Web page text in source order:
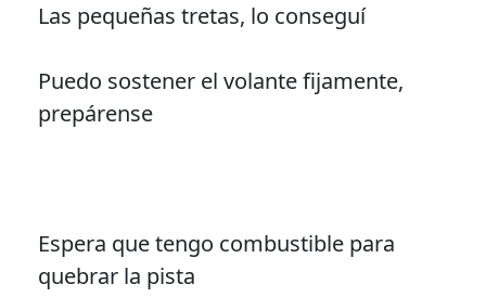
Las pequeñas tretas, lo conseguí
Puedo sostener el volante fijamente,
prepárense
Espera que tengo combustible para
quebrar la pista